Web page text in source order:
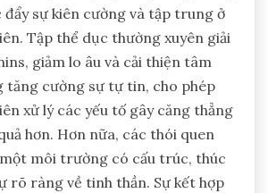
đẩy sự kiên cường và tập trung ở
Tập thể dục thường xuyên giải
giảm lo âu và cải thiện tâm
tăng cường sự tự tin, cho phép
xử lý các yếu tố gây căng thẳng
hơn. Hơn nữa, các thói quen
môi trường có cấu trúc, thúc
rõ ràng về tinh thần. Sự kết hợp